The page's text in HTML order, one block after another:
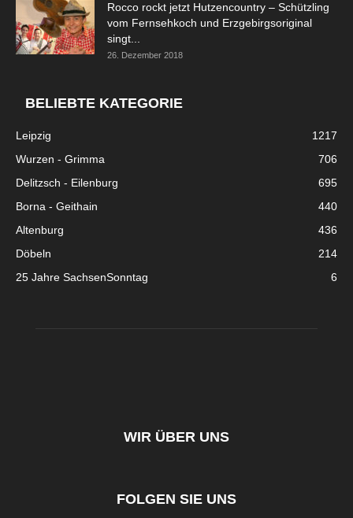
Rocco rockt jetzt Hutzencountry – Schützling
vom Fernsehkoch und Erzgebirgsoriginal
singt...
26. Dezember 2018
BELIEBTE KATEGORIE
Leipzig
1217
Wurzen - Grimma
706
Delitzsch - Eilenburg
695
Borna - Geithain
440
Altenburg
436
Döbeln
214
25 Jahre SachsenSonntag
6
WIR ÜBER UNS
FOLGEN SIE UNS